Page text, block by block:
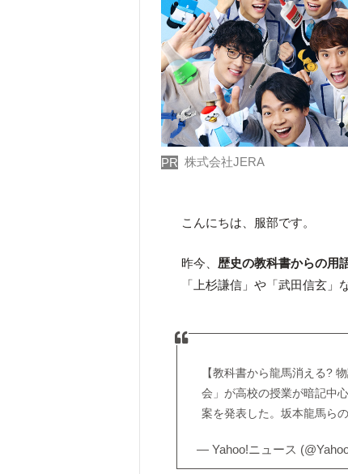
PR 株式会社JERA
こんにちは、服部です。
昨今、 歴史の教科書からの用
「上杉謙信」や「武田信玄」
【教科書から龍馬消える?
会」が高校の授業が暗記中
案を発表した。坂本龍馬ら
— Yahoo!ニュース